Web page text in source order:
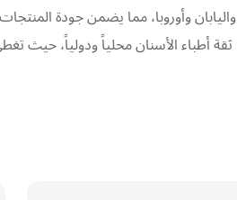
واليابان وأوروبا، مما يضمن جودة